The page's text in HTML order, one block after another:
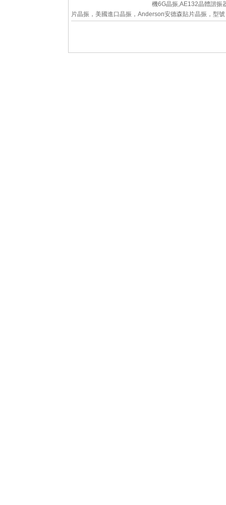
機6G晶振,AE132晶體諧振
片晶振，美國進口晶振，Anderson安德森貼片晶振，型